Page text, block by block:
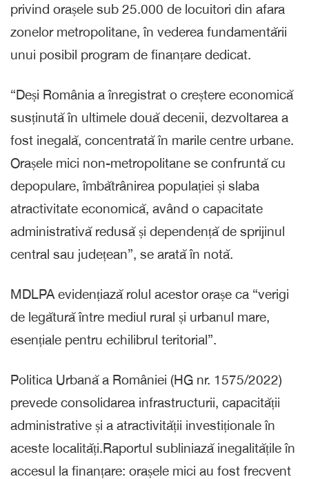
privind orașele sub 25.000 de locuitori din afara
zonelor metropolitane, în vederea fundamentării
unui posibil program de finanțare dedicat.
“Deși România a înregistrat o creștere economică
susținută în ultimele două decenii, dezvoltarea a
fost inegală, concentrată în marile centre urbane.
Orașele mici non-metropolitane se confruntă cu
depopulare, îmbătrânirea populației și slaba
atractivitate economică, având o capacitate
administrativă redusă și dependență de sprijinul
central sau județean”, se arată în notă.
MDLPA evidențiază rolul acestor orașe ca “verigi
de legătură între mediul rural și urbanul mare,
esențiale pentru echilibrul teritorial”.
Politica Urbană a României (HG nr. 1575/2022)
prevede consolidarea infrastructurii, capacității
administrative și a atractivității investiționale în
aceste localități.Raportul subliniază inegalitățile în
accesul la finanțare: orașele mici au fost frecvent